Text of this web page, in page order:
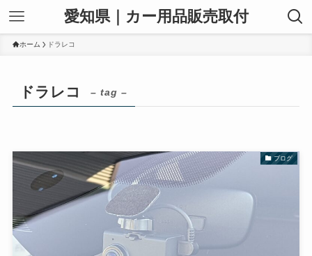
愛知県｜カー用品販売取付
ホーム ドラレコ
ドラレコ – tag –
ブログ